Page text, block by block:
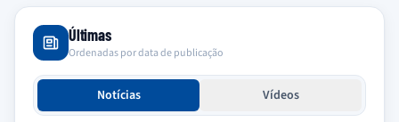
Últimas
Ordenadas por data de publicação
Notícias Vídeos